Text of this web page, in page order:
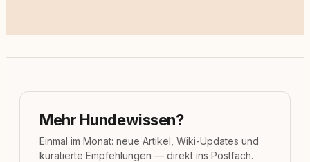
Mehr Hundewissen?
Einmal im Monat: neue Artikel, Wiki-Updates und
kuratierte Empfehlungen — direkt ins Postfach.